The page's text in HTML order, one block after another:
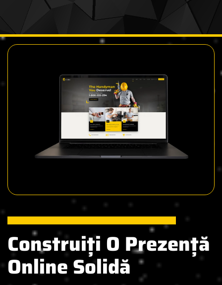
WEBSITE PENTRU CONSTRUCTORI
Construiți O Prezență
Online Solidă